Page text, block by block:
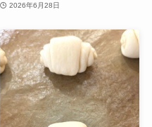
2026年6月28日